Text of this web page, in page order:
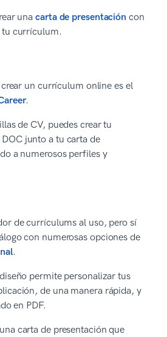
unacarta de presentación con
tu currículum.
un currículum online es el
.
de CV, puedes crear tu
junto a tu carta de
a numerosos perfiles y
de currículums al uso, pero sí
con numerosas opciones de
.
permite personalizar tus
de una manera rápida, y
en PDF.
carta de presentación que